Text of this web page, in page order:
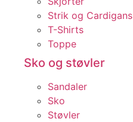
Strik og Cardigans
T-Shirts
Toppe
Sko og støvler
Sandaler
Sko
Støvler